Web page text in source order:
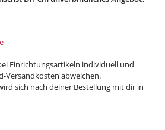
Einrichtungsartikeln individuell und
Versandkosten abweichen.
sich nach deiner Bestellung mit dir in